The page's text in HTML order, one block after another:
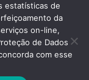
estatísticas de
da
on-line,
de Dados
com esse